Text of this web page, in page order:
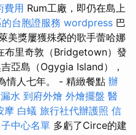
費用 Rum工廠，即仍在島上
台胞證服務 wordpress 巴
美獎屢獲殊榮的歌手蕾哈娜
布里奇敦（Bridgetown）發
亞島（Ogygia Island），
情人七年。 - 精緻餐點 辦
水 到府外燴 外燴擺盤 醫
摩 白蟻 旅行社代辦護照 信
中心名單 多虧了Circe的建